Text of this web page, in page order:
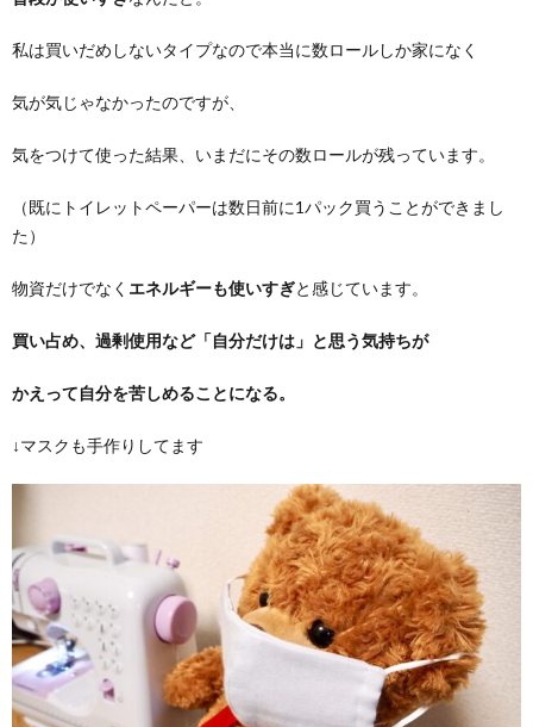
私は買いだめしないタイプなので本当に数ロールしか家になく
気が気じゃなかったのですが、
気をつけて使った結果、いまだにその数ロールが残っています。
（既にトイレットペーパーは数日前に1パック買うことができまし
た）
物資だけでなく エネルギーも使いすぎと感じています。
買い占め、過剰使用など「自分だけは」と思う気持ちが
かえって自分を苦しめることになる。
↓マスクも手作りしてます